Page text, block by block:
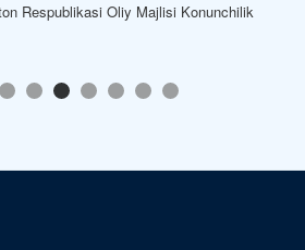
Respublikasi Oliy Majlisi Konunchilik